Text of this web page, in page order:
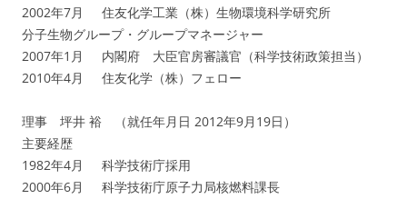
2002年7月 住友化学工業（株）生物環境科学研究所
分子生物グループ・グループマネージャー
2007年1月 内閣府 大臣官房審議官（科学技術政策担当）
2010年4月 住友化学（株）フェロー
理事 坪井 裕 （就任年月日 2012年9月19日）
主要経歴
1982年4月 科学技術庁採用
2000年6月 科学技術庁原子力局核燃料課長